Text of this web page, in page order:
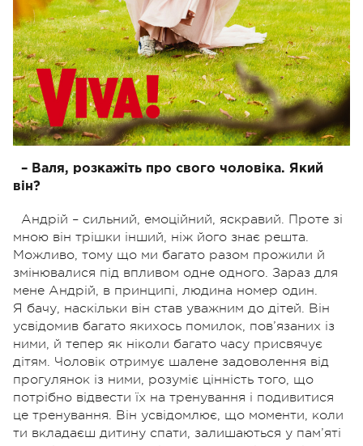
– Валя, розкажіть про свого чоловіка. Який
він?
Андрій – сильний, емоційний, яскравий. Проте зі
мною він трішки інший, ніж його знає решта.
Можливо, тому що ми багато разом прожили й
змінювалися під впливом одне одного. Зараз для
мене Андрій, в принципі, людина номер один.
Я бачу, наскільки він став уважним до дітей. Він
усвідомив багато якихось помилок, пов’язаних із
ними, й тепер як ніколи багато часу присвячує
дітям. Чоловік отримує шалене задоволення від
прогулянок із ними, розуміє цінність того, що
потрібно відвести їх на тренування і подивитися
це тренування. Він усвідомлює, що моменти, коли
ти вкладаєш дитину спати, залишаються у пам’яті